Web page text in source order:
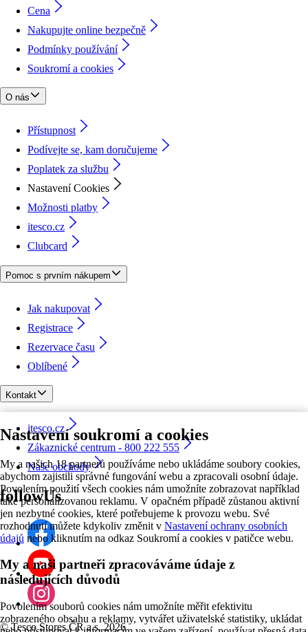
Nastavení soukromí a cookies
My a našich 18 partnerů používáme nebo ukládáme soubory cookies,
abychom zajistili správné fungování webu a zpracovali osobní údaje.
Povolením použití všech cookies nám umožníte zobrazovat například
také personalizovanou reklamu. V opačném případě zůstanou aktivní
jen nezbytné cookies, které potřebujeme k provozu webu. Své
rozhodnutí můžete kdykoliv změnit v Nastavení ochrany osobních
údajů nebo kliknutím na odkaz Soukromí a cookies v patičce webu.
My a naši partneři zpracováváme údaje z
následujících důvodů
Povolením souborů cookies nám umožníte měřit efektivitu
zobrazeného obsahu a reklamy, vytvářet uživatelské statistiky, ukládat
Cena
Nakupujte online bezpečně
Podmínky používání
Soukromí a cookies
O nás
Přístupnost
Podívejte se, kam doručujeme
Poplatek za službu
Nastavení Cookies
Možnosti platby
itesco.cz
Clubcard
Pomoc s prvním nákupem
Jak nakupovat
Registrace
Rezervace času
Oblíbené
Kontakt
itesco.cz
Zákaznické centrum - 800 222 555
Naše obchody
followUs
©Tesco Stores ČR a.s. 2026